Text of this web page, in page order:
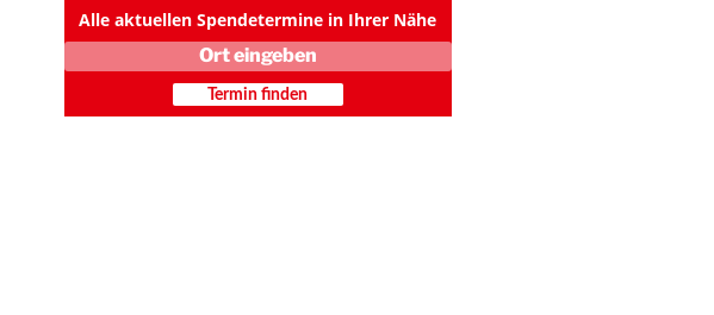
Alle aktuellen Spendetermine in Ihrer Nähe